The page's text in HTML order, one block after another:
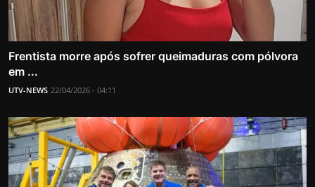
Frentista morre após sofrer queimaduras com pólvora
em ...
UTV-NEWS 22/04/2026 - 04:11